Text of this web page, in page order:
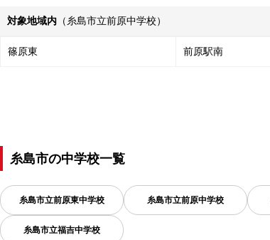
対象地域内 （糸島市立前原中学校）
篠原東 前原駅南
糸島市の中学校一覧
糸島市立前原東中学校 糸島市立前原中学校
糸島市立福吉中学校